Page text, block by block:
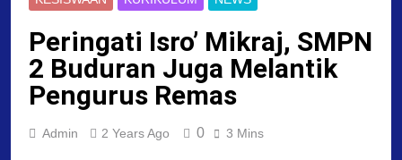
Peringati Isro’ Mikraj, SMPN
2 Buduran Juga Melantik
Pengurus Remas
Admin 2 Years Ago 0 3 Mins